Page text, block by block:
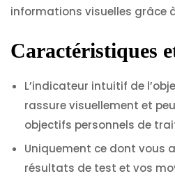
informations visuelles grâce
Caractéristiques
L’indicateur intuitif de
rassure visuellement et
objectifs personnels de
Uniquement ce dont vous
résultats de test et vos